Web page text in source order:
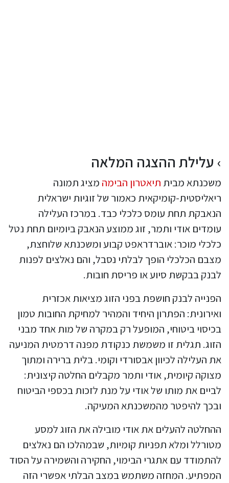
עלילת ההצגה המלאה
משכנתא מבית תיאטרון הבימה מציג תמונה
ריאליסטית-קומיקאית כאמור של זוגיות ישראלית
הנאבקת תחת עומס כלכלי כבד. במרכז העלילה
עומדים אודי ותמר, זוג ממוצע הנאבק ביומיום תחת נטל
כלכלי מוכר: אוברדראפט קבוע ומשכנתא שלוחצת,
מצבם הכלכלי הופך לבלתי נסבל, והם נאלצים לפנות
לבנק בבקשת סיוע או פריסת חובות.
הפנייה לבנק חושפת בפני הזוג מציאות אכזרית
ואירונית: הפתרון היחיד והמהיר למחיקת החובות טמון
בכיסוי ביטוחי, המופעל רק במקרה של מות אחד מבני
הזוג. תגלית זו משמשת כנקודת מפנה דרמטית המניעה
את העלילה לכיוון אבסורדי וקומי. בלית ברירה ומתוך
מצוקה קיומית, אודי ותמר מקבלים החלטה קיצונית:
לביים את מותו של אודי על מנת לזכות בכספי הביטוח
ובכך להיפטר מהמשכנתא המעיקה.
ההחלטה להעלים את אודי מובילה את הזוג למסע
מטורלל ומלא תפניות קומיות, שבמהלכו הם נאלצים
להתמודד עם אתגרי הבימוי, החקירה והשמירה על הסוד
המפתיע. המחזה משתמש במצב הבלתי אפשרי הזה